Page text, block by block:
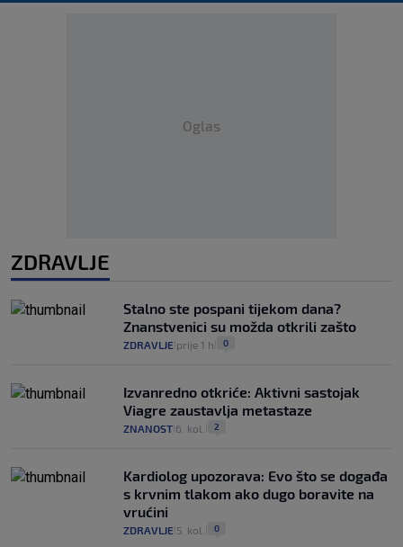
Oglas
ZDRAVLJE
Stalno ste pospani tijekom dana?
Znanstvenici su možda otkrili zašto
ZDRAVLJE prije 1 h 0
Izvanredno otkriće: Aktivni sastojak
Viagre zaustavlja metastaze
ZNANOST 6. kol. 2
Kardiolog upozorava: Evo što se događa
s krvnim tlakom ako dugo boravite na
vrućini
ZDRAVLJE 5. kol. 0